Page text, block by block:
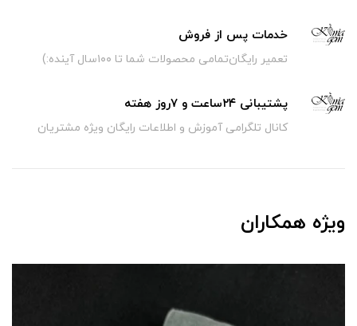
خدمات پس از فروش
تعمیر رایگان‌تمامی محصولات شما تا ۱۰۰سال آینده:)
پشتیبانی ۲۴ساعت و ۷روز هفته
کانال تلگرامی آموزش و اطلاعات رایگان ویژه مشتریان
ویژه همکاران